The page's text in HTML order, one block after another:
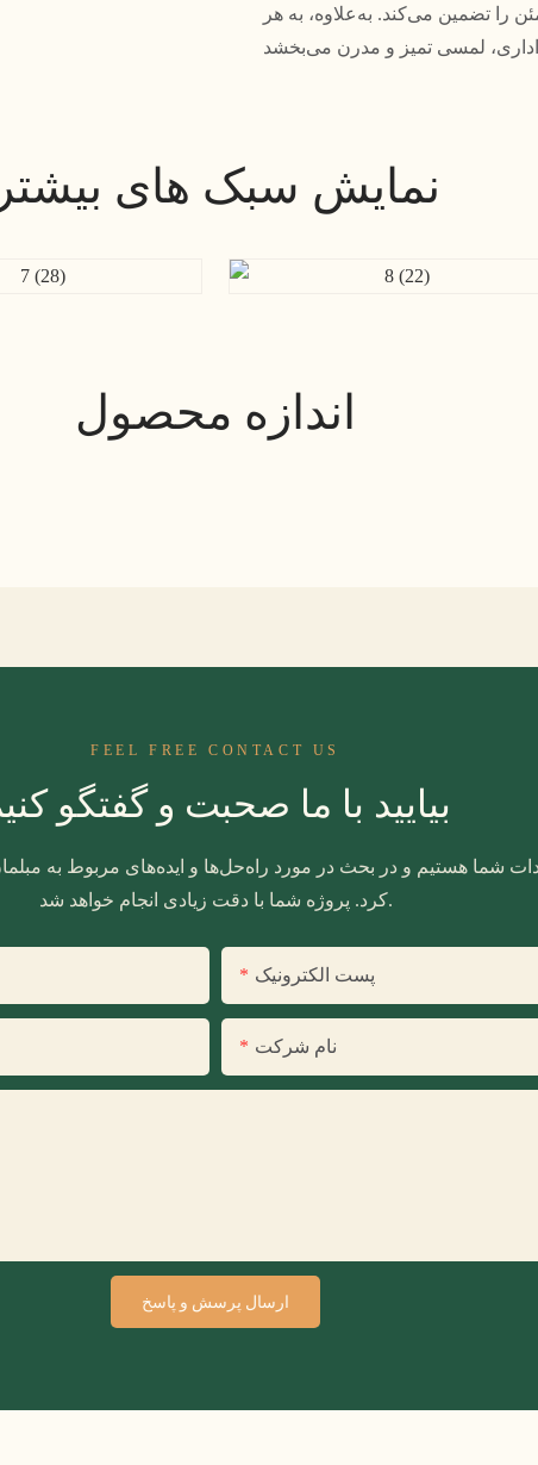
را تضمین می‌کند. به‌علاوه، به هر
نمایش سبک های بیشتر
اندازه محصول
FEEL FREE CONTACT US
بیایید با ما صحبت و گفتگو
شما هستیم و در بحث در مورد راه‌حل‌ها و ایده‌های مربوط به
کرد. پروژه شما با دقت زیادی انجام خواهد شد.
پست الکترونیک
نام شرکت
ارسال پرسش و پاسخ